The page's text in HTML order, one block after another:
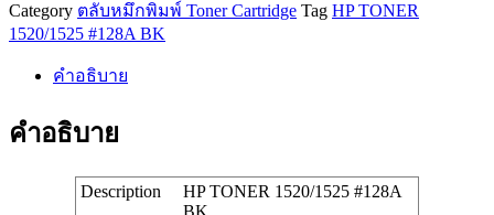
Category ตลับหมึกพิมพ์ Toner Cartridge Tag HP TONER
1520/1525 #128A BK
คำอธิบาย
คำอธิบาย
Description
HP TONER 1520/1525 #128A
BK